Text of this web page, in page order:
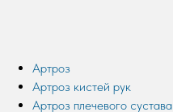
Артроз
Артроз кистей рук
Артроз плечевого сустава